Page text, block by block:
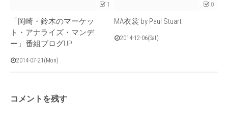
1
「岡崎・鈴木のマーケッ
ト・アナライズ・マンデ
ー」番組ブログUP
2014-07-21(Mon)
0
MA衣裳 by Paul Stuart
2014-12-06(Sat)
コメントを残す